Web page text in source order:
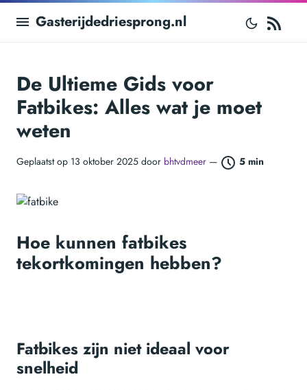
Gasterijdedriesprong.nl
De Ultieme Gids voor
Fatbikes: Alles wat je moet
weten
Geplaatst op 13 oktober 2025 door bhtvdmeer — 5 min
Hoe kunnen fatbikes
tekortkomingen hebben?
Fatbikes zijn niet ideaal voor
snelheid